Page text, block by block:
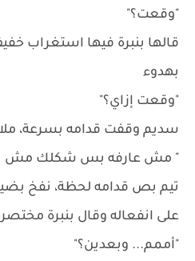
"وقعت؟"
قالها بنبرة فيها استغراب
بهدوء
"وقعت إزاي؟"
سديم وقفت قدامه بسرعة،
" مش عارفه بس شكلك مش
تيم بص قدامه لحظة، نفخ
على انفعاله وقال بنبرة
"أممم... وبعدين؟"